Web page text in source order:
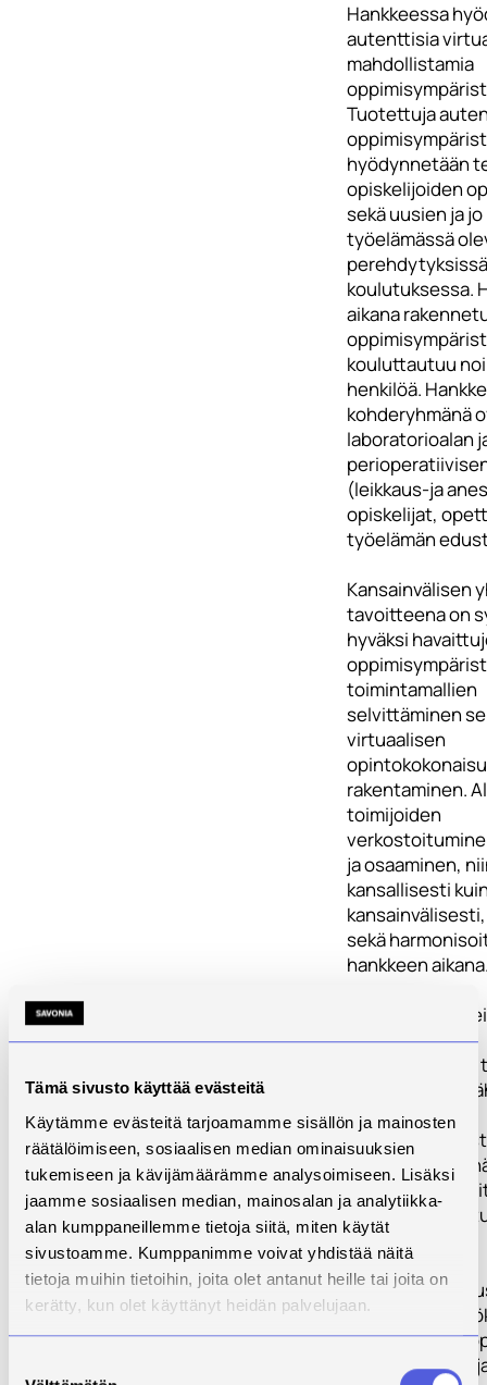
Tämä sivusto käyttää evästeitä
Käytämme evästeitä tarjoamamme sisällön ja mainosten
räätälöimiseen, sosiaalisen median ominaisuuksien
tukemiseen ja kävijämäärämme analysoimiseen. Lisäksi
jaamme sosiaalisen median, mainosalan ja analytiikka-
alan kumppaneillemme tietoja siitä, miten käytät
sivustoamme. Kumppanimme voivat yhdistää näitä
tietoja muihin tietoihin, joita olet antanut heille tai joita on
kerätty, kun olet käyttänyt heidän palvelujaan.
Hankkeessa
autenttisia
mahdollistamia
Tuotettuja
hyödynnetään
opiskelijoiden
sekä uusien ja jo
työelämässä
koulutuksessa.
aikana
kouluttautuu
henkilöä.
kohderyhmänä
laboratorioalan
(leikkaus-ja
opiskelijat,
työelämän
Kansainvälisen
tavoitteena on
hyväksi
toimintamallien
selvittäminen
virtuaalisen
rakentaminen.
toimijoiden
ja osaaminen,
kansallisesti
sekä
hankkeen
Hankkeen
ovat:
1) suunnitella
kaksi
virtuaalista
2 ) edistää
opiskelua,
perehdytyksiä
prosesseja,
3) kehittää
digitaalisten
avulla voidaan
paikkakunnilla